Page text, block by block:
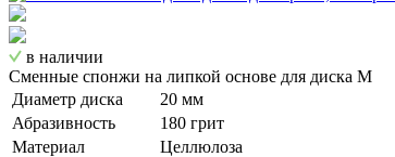
в наличии
Сменные спонжи на липкой основе для диска M
Диаметр диска
20 мм
Абразивность
180 грит
Материал
Целлюлоза